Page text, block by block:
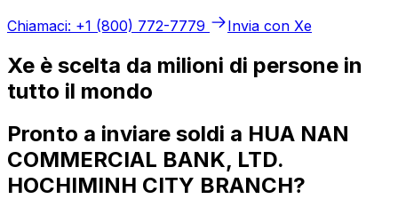
Chiamaci: +1 (800) 772-7779
Invia con Xe
Xe è scelta da milioni di persone in
tutto il mondo
Pronto a inviare soldi a HUA NAN
COMMERCIAL BANK, LTD.
HOCHIMINH CITY BRANCH?